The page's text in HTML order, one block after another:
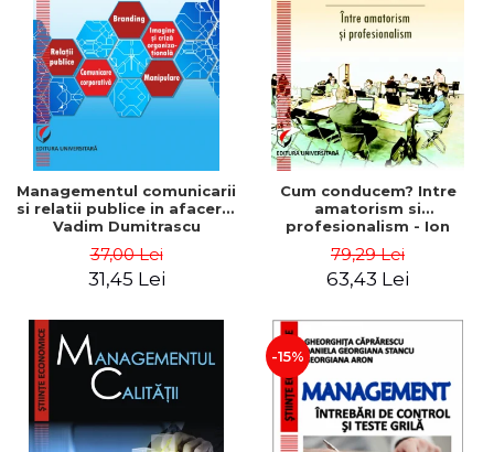
ADMINISTRATIVE
ȘTIINȚE ECONOMICE
ȘTIINȚE EXACTE
EDUCAȚIE FIZICĂ ȘI SPORT
PREUNIVERSITARIA
TIMP LIBER
ÎN CURS DE APARIȚIE
NOUTĂȚI
PACHETE DE STUDIU
PROMOȚIILE LUNII
ULTIMELE EXEMPLARE
Cum Cumpăr
Livrare
Politica de Retur
Formular de Retur
Distribuitori
Managementul comunicarii
si relatii publice in afaceri -
Vadim Dumitrascu
37,00 Lei
31,45 Lei
Cum conducem? Intre
amatorism si
profesionalism - Ion
79,29 Lei
63,43 Lei
-15%